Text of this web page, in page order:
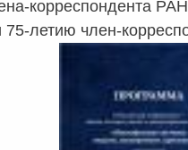
корреспондента
летию член-